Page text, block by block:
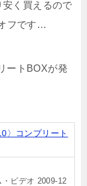
く買えるので
フです…
ートBOXが発
〉コンプリート
ビデオ 2009-12